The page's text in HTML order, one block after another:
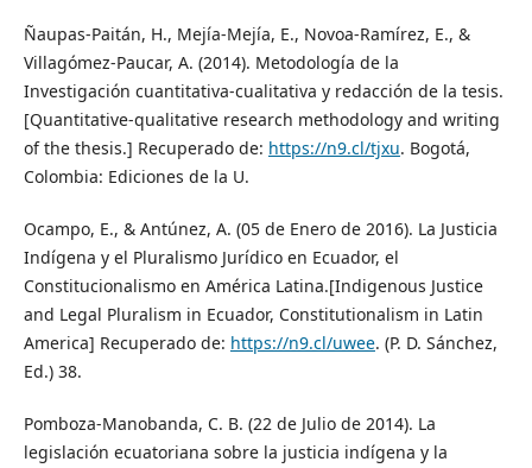
Ñaupas-Paitán, H., Mejía-Mejía, E., Novoa-Ramírez, E., &
Villagómez-Paucar, A. (2014). Metodología de la
Investigación cuantitativa-cualitativa y redacción de la tesis.
[Quantitative-qualitative research methodology and writing
of the thesis.] Recuperado de: https://n9.cl/tjxu. Bogotá,
Colombia: Ediciones de la U.
Ocampo, E., & Antúnez, A. (05 de Enero de 2016). La Justicia
Indígena y el Pluralismo Jurídico en Ecuador, el
Constitucionalismo en América Latina.[Indigenous Justice
and Legal Pluralism in Ecuador, Constitutionalism in Latin
America] Recuperado de: https://n9.cl/uwee. (P. D. Sánchez,
Ed.) 38.
Pomboza-Manobanda, C. B. (22 de Julio de 2014). La
legislación ecuatoriana sobre la justicia indígena y la